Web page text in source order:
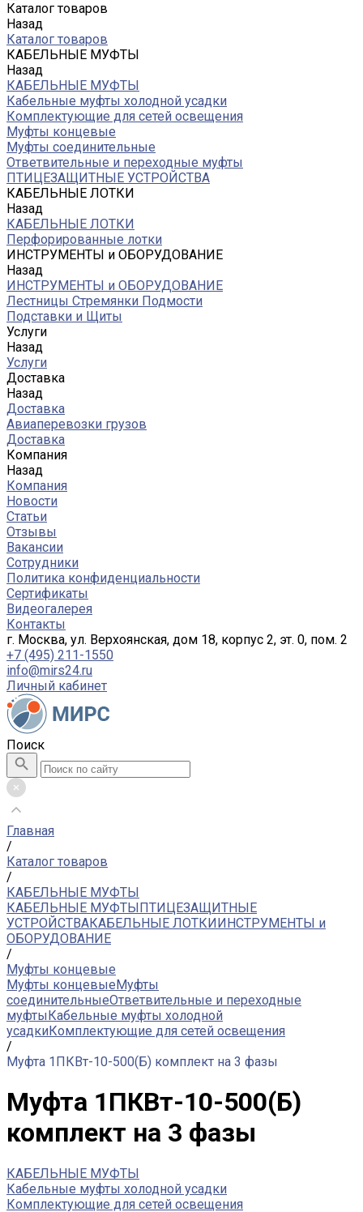
Каталог товаров
Назад
Каталог товаров
КАБЕЛЬНЫЕ МУФТЫ
Назад
КАБЕЛЬНЫЕ МУФТЫ
Кабельные муфты холодной усадки
Комплектующие для сетей освещения
Муфты концевые
Муфты соединительные
Ответвительные и переходные муфты
ПТИЦЕЗАЩИТНЫЕ УСТРОЙСТВА
КАБЕЛЬНЫЕ ЛОТКИ
Назад
КАБЕЛЬНЫЕ ЛОТКИ
Перфорированные лотки
ИНСТРУМЕНТЫ и ОБОРУДОВАНИЕ
Назад
ИНСТРУМЕНТЫ и ОБОРУДОВАНИЕ
Лестницы Стремянки Подмости
Подставки и Щиты
Услуги
Назад
Услуги
Доставка
Назад
Доставка
Авиаперевозки грузов
Доставка
Компания
Назад
Компания
Новости
Статьи
Отзывы
Вакансии
Сотрудники
Политика конфиденциальности
Сертификаты
Видеогалерея
Контакты
г. Москва, ул. Верхоянская, дом 18, корпус 2, эт. 0, пом. 2
+7 (495) 211-1550
info@mirs24.ru
Личный кабинет
Поиск
Главная
/
Каталог товаров
/
КАБЕЛЬНЫЕ МУФТЫ
КАБЕЛЬНЫЕ МУФТЫПТИЦЕЗАЩИТНЫЕ
УСТРОЙСТВАКАБЕЛЬНЫЕ ЛОТКИИНСТРУМЕНТЫ и
ОБОРУДОВАНИЕ
/
Муфты концевые
Муфты концевыеМуфты
соединительныеОтветвительные и переходные
муфтыКабельные муфты холодной
усадкиКомплектующие для сетей освещения
/
Муфта 1ПКВт-10-500(Б) комплект на 3 фазы
Муфта 1ПКВт-10-500(Б)
комплект на 3 фазы
КАБЕЛЬНЫЕ МУФТЫ
Кабельные муфты холодной усадки
Комплектующие для сетей освещения